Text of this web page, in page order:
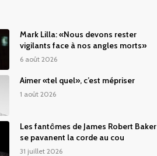
Mark Lilla: «Nous devons rester
vigilants face à nos angles morts»
6 août 2026
Aimer «tel quel», c’est mépriser
1 août 2026
Les fantômes de James Robert Baker
se pavanent la corde au cou
31 juillet 2026